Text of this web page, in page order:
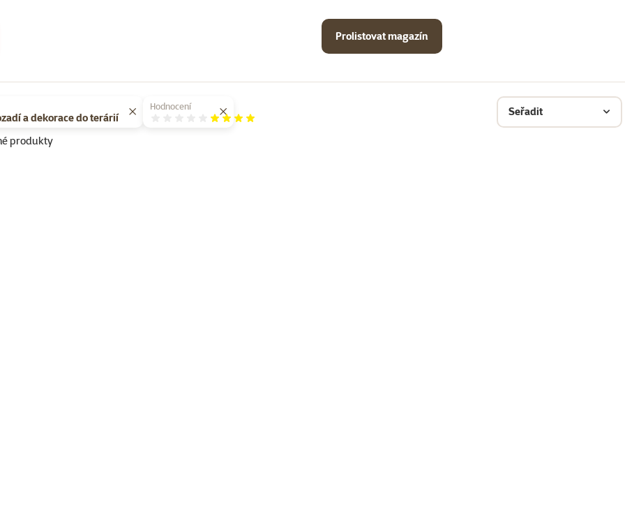
Prolistovat magazín
a dekorace do terárií
Hodnocení
Hodnocení 80% Seřadit
zoo magazín léto 2026
produkty